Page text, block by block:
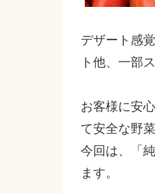
デザート感
ト他、一部
お客様に安
て安全な野
今回は、「
ます。